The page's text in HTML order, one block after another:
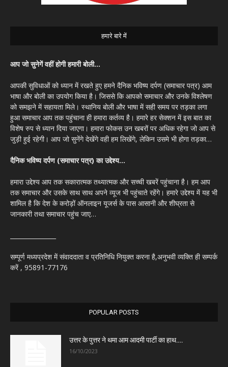
हमारे बारे में
आप जो सुनेगें वहीं होगी हमारी बोली…
आपकी सुविधाओं को ध्यान में रखते हुए हमने दैनिक भविष्य दर्पण (समाचार पत्र) आम
भाषा और बोली का उपयोग किया है। जिससे कि आपको समाचार और उनके विश्लेषण
को समझने में सहायता मिले। स्थानिय बोली और भाषा में सही समय पर तड़का लगा
हुआ समाचार आप तक पहुंचाना ही हमारा कर्तव्य है। हमारे हर सेक्शन में इस बात का
विशेष रुप से ध्यान दिया जाएगा। हमारा फोकस उन खबरों पर अधिक रहेगा जो आप से
जुड़ी हुई रहेगी। आप जो सुनेंगे देखेंगे वही हम लिखेंगे, लेकिन उसमे भी होगा तड़का…
दैनिक भविष्य दर्पण (समाचार पत्र) का उद्देश्य…
हमारा उद्देश्य आप तक सकारात्मक तथ्यात्मक और सच्ची खबरें पहुंचाना है। हम आप
तक समाचार और उसके साथ साथ अपने व्यूज भी पहुंचाते रहेंगे। हमारे उद्देश्य में यह भी
शामिल है कि देश के करोड़ों ऑनलाइन यूजर्स के पास आसानी और शीघ्रता से
जानकारी तथा समाचार पहुंच जाए…
सम्पूर्ण मध्यप्रदेश में संवाददाता व प्रतिनिधि नियुक्त करना है,अनुभवी व्यक्ति ही सम्पर्क
करें , 95891-77176
POPULAR POSTS
उत्तर के पुत्तर ने थमा आम आदमी पार्टी का हाथ….
16/10/2023